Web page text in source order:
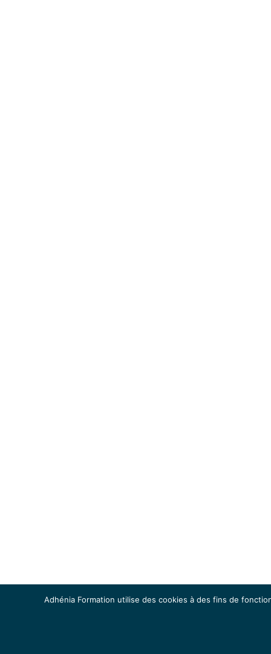
Adhénia Formation utilise des cookies à des fins de